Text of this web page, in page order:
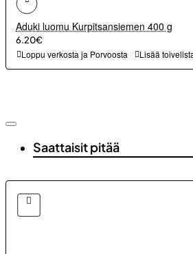
Aduki luomu Kurpitsansiemen 400 g
6.20€
Loppu verkosta ja Porvoosta Lisää
Saattaisit pitää